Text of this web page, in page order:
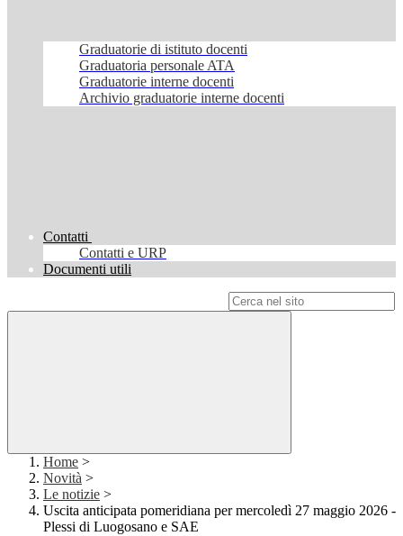
Graduatorie di istituto docenti
Graduatoria personale ATA
Graduatorie interne docenti
Archivio graduatorie interne docenti
Contatti
Contatti e URP
Documenti utili
Home >
Novità >
Le notizie >
Uscita anticipata pomeridiana per mercoledì 27 maggio 2026 -
Plessi di Luogosano e SAE